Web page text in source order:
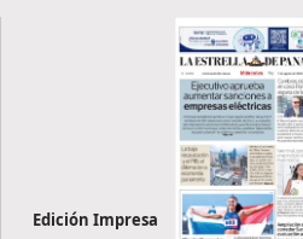
Edición Impresa